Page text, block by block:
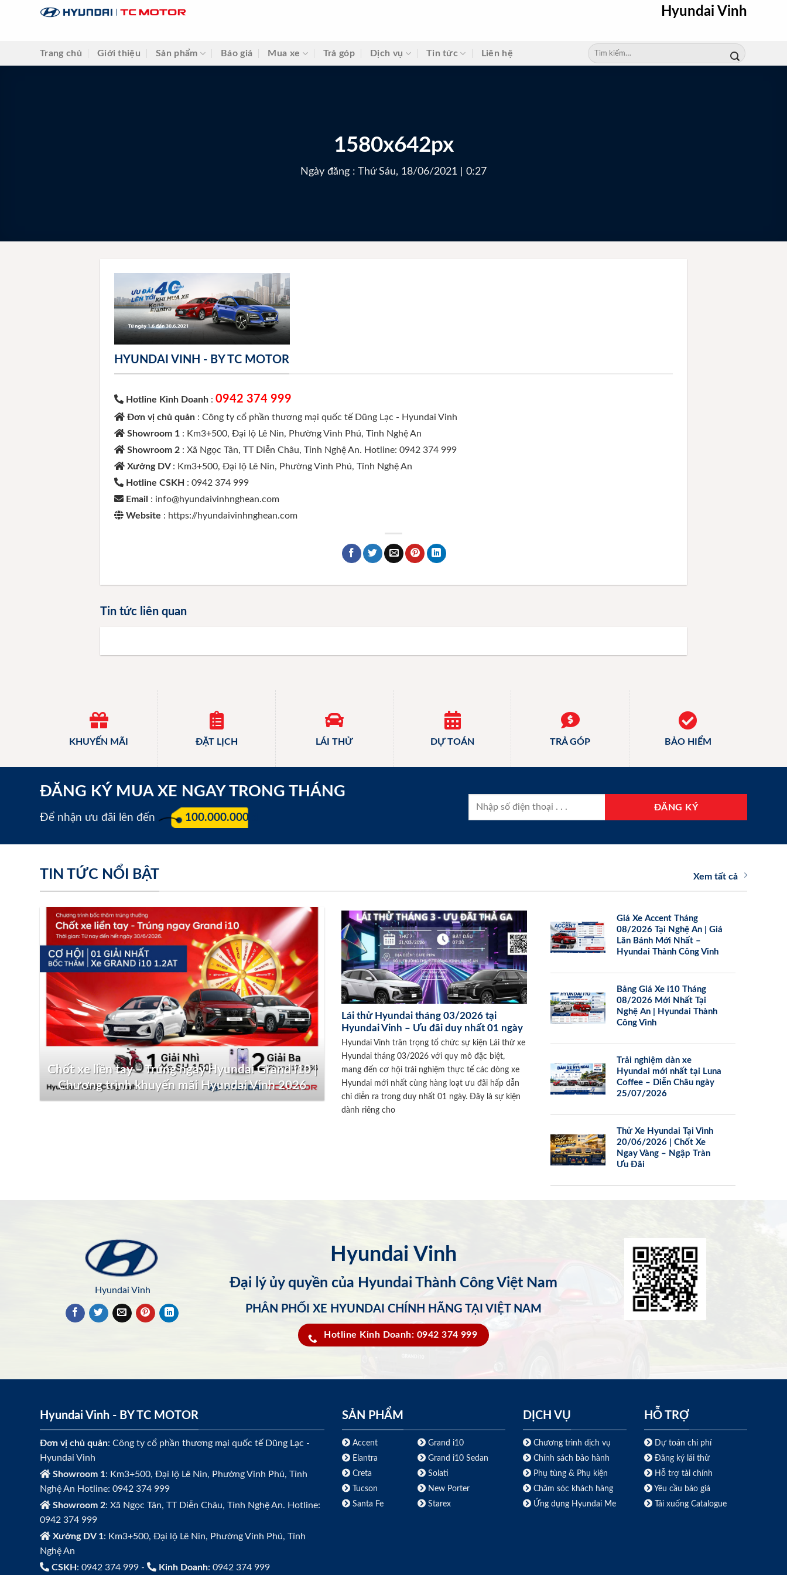
Hyundai Vinh
Trang chủ Giới thiệu Sản phẩm Báo giá Mua xe Trả góp Dịch vụ Tin tức Liên hệ
Tìm
kiếm:
1580x642px
Ngày đăng : Thứ Sáu, 18/06/2021 | 0:27
HYUNDAI VINH - BY TC MOTOR
Hotline Kinh Doanh :0942 374 999
Đơn vị chủ quản : Công ty cổ phần thương mại quốc tế Dũng Lạc - Hyundai Vinh
Showroom 1 : Km3+500, Đại lộ Lê Nin, Phường Vinh Phú, Tỉnh Nghệ An
Showroom 2 : Xã Ngọc Tân, TT Diễn Châu, Tỉnh Nghệ An. Hotline: 0942 374 999
Xưởng DV : Km3+500, Đại lộ Lê Nin, Phường Vinh Phú, Tỉnh Nghệ An
Hotline CSKH : 0942 374 999
Email : info@hyundaivinhnghean.com
Website : https://hyundaivinhnghean.com
Tin tức liên quan
KHUYẾN MÃI ĐẶT LỊCH LÁI THỬ DỰ TOÁN TRẢ GÓP BẢO HIỂM
ĐĂNG KÝ MUA XE NGAY TRONG THÁNG
Để nhận ưu đãi lên đến 100.000.000 đ
TIN TỨC NỔI BẬT Xem tất cả
Chốt xe liền tay – Trúng ngay Hyundai Grand i10 |
Chương trình khuyến mãi Hyundai Vinh 2026
Lái thử Hyundai tháng 03/2026 tại
Hyundai Vinh – Ưu đãi duy nhất 01 ngày
Hyundai Vinh trân trọng tổ chức sự kiện Lái thử xe
Hyundai tháng 03/2026 với quy mô đặc biệt,
mang đến cơ hội trải nghiệm thực tế các dòng xe
Hyundai mới nhất cùng hàng loạt ưu đãi hấp dẫn
chỉ diễn ra trong duy nhất 01 ngày. Đây là sự kiện
dành riêng cho
Giá Xe Accent Tháng
08/2026 Tại Nghệ An | Giá
Lăn Bánh Mới Nhất –
Hyundai Thành Công Vinh
Bảng Giá Xe i10 Tháng
08/2026 Mới Nhất Tại
Nghệ An | Hyundai Thành
Công Vinh
Trải nghiệm dàn xe
Hyundai mới nhất tại Luna
Coffee – Diễn Châu ngày
25/07/2026
Thử Xe Hyundai Tại Vinh
20/06/2026 | Chốt Xe
Ngay Vàng – Ngập Tràn
Ưu Đãi
Hyundai Vinh
Hyundai Vinh
Đại lý ủy quyền của Hyundai Thành Công Việt Nam
PHÂN PHỐI XE HYUNDAI CHÍNH HÃNG TẠI VIỆT NAM
Hotline Kinh Doanh: 0942 374 999
Hyundai Vinh - BY TC MOTOR
Đơn vị chủ quản: Công ty cổ phần thương mại quốc tế Dũng Lạc -
Hyundai Vinh
Showroom 1: Km3+500, Đại lộ Lê Nin, Phường Vinh Phú, Tỉnh
Nghệ An Hotline: 0942 374 999
Showroom 2: Xã Ngọc Tân, TT Diễn Châu, Tỉnh Nghệ An. Hotline:
0942 374 999
Xưởng DV 1: Km3+500, Đại lộ Lê Nin, Phường Vinh Phú, Tỉnh
Nghệ An
CSKH : 0942 374 999 - Kinh Doanh: 0942 374 999
SẢN PHẨM
Accent
Elantra
Creta
Tucson
Santa Fe
Grand i10
Grand i10 Sedan
Solati
New Porter
Starex
DỊCH VỤ
Chương trình dịch vụ
Chính sách bảo hành
Phụ tùng & Phụ kiện
Chăm sóc khách hàng
Ứng dụng Hyundai Me
HỖ TRỢ
Dự toán chi phí
Đăng ký lái thử
Hỗ trợ tài chính
Yêu cầu báo giá
Tải xuống Catalogue